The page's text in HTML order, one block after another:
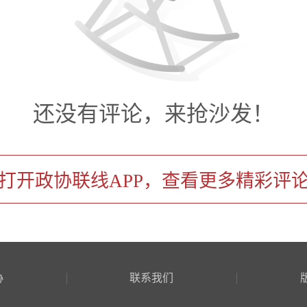
还没有评论，来抢沙发！
开政协联线APP，查看更多精彩评
联系我们